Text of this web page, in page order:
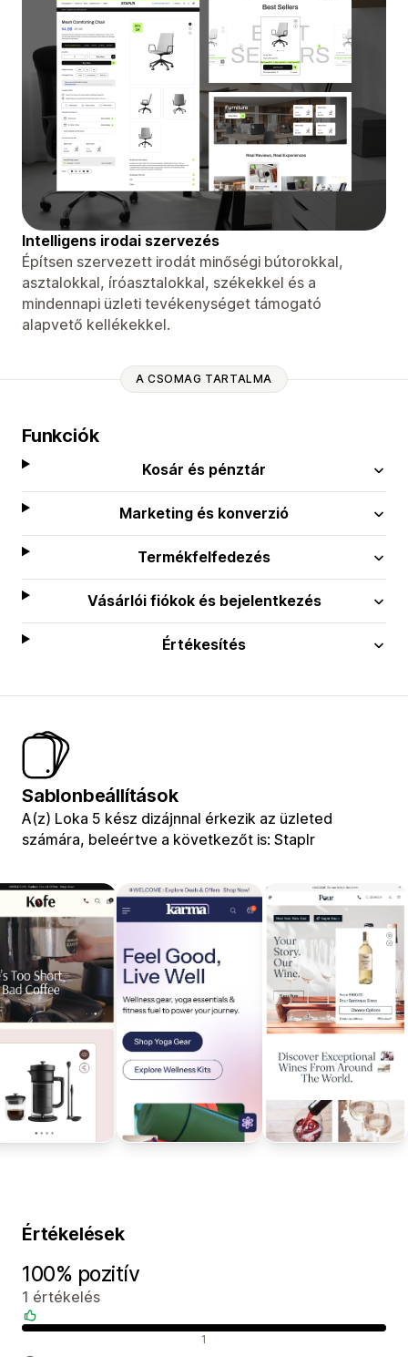
Intelligens irodai szervezés
Építsen szervezett irodát minőségi bútorokkal,
asztalokkal, íróasztalokkal, székekkel és a
mindennapi üzleti tevékenységet támogató
alapvető kellékekkel.
A CSOMAG TARTALMA
Funkciók
Kosár és pénztár
Marketing és konverzió
Termékfelfedezés
Vásárlói fiókok és bejelentkezés
Értékesítés
Sablonbeállítások
A(z) Loka 5 kész dizájnnal érkezik az üzleted
számára, beleértve a következőt is: Staplr
Értékelések
100% pozitív
1 értékelés
1